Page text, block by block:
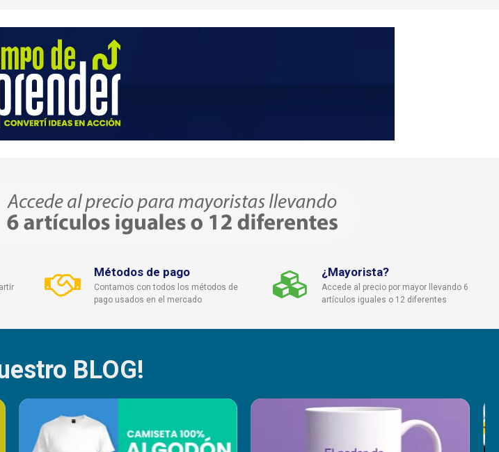
Métodos de pago
Contamos con todos los métodos de
pago usados en el mercado
¿Mayorista?
Accede al precio por mayor llevando 6
artículos iguales o 12 diferentes
BLOG!